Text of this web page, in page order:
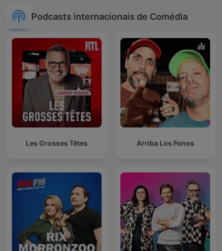
Podcasts internacionais de Comédia
Les Grosses Têtes Arriba Los Fonos